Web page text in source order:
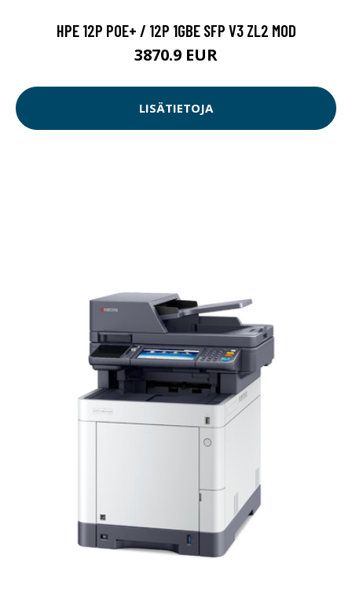
HPE 12P POE+ / 12P 1GBE SFP V3 ZL2 MOD
3870.9 EUR
LISÄTIETOJA